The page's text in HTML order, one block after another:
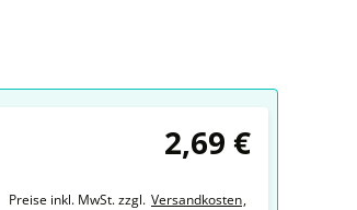
2,69 €
Preise inkl. MwSt. zzgl. Versandkosten,